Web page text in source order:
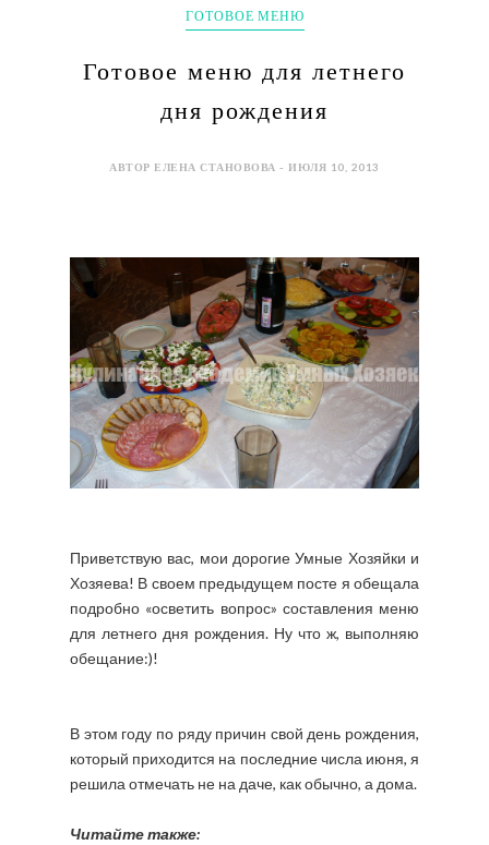
ГОТОВОЕ МЕНЮ
Готовое меню для летнего
дня рождения
АВТОР ЕЛЕНА СТАНОВОВА - ИЮЛЯ 10, 2013
Приветствую вас, мои дорогие Умные Хозяйки и
Хозяева! В своем предыдущем посте я обещала
подробно «осветить вопрос» составления меню
для летнего дня рождения. Ну что ж, выполняю
обещание:)!
В этом году по ряду причин свой день рождения,
который приходится на последние числа июня, я
решила отмечать не на даче, как обычно, а дома.
Читайте также: